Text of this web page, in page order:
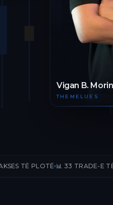
Vigan B.
THEMELUES
📊 33 TRADE-E TË VERIFIKUARA